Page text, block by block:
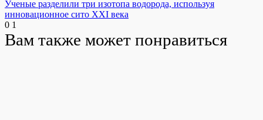
Ученые разделили три изотопа водорода, используя
инновационное сито XXI века
0 1
Вам также может понравиться